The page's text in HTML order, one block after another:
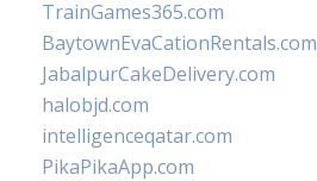
TrainGames365.com
BaytownEvaCationRentals.com
JabalpurCakeDelivery.com
halobjd.com
intelligenceqatar.com
PikaPikaApp.com